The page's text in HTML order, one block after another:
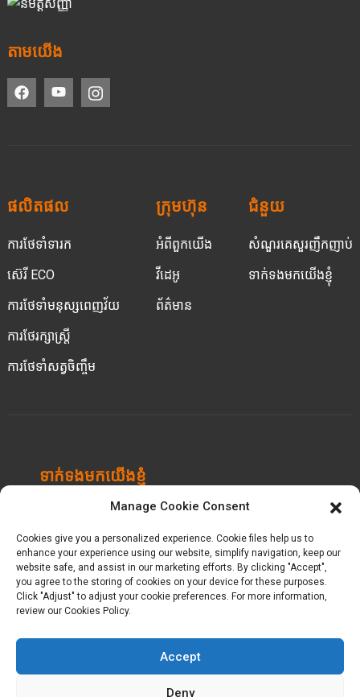
តាមយើង
ផលិតផល
ការថែទាំទារក
ស៊េរី ECO
ការថែទាំមនុស្សពេញវ័យ
ការថែរក្សាស្ត្រី
ការថែទាំសត្វចិញ្ចឹម
ក្រុមហ៊ុន
អំពីពួកយើង
វីដេអូ
ព័ត៌មាន
ជំនួយ
សំណួរគេសួរញឹកញាប់
ទាក់ទងមកយើងខ្ញុំ
ទាក់ទងមកយើងខ្ញុំ
សួនឧស្សាហកម្ម Chengbei, Luocheng Town, Hui'an
County, Quanzhou, Fujian, ប្រទេសចិន។
+86-18698368716
kelly@baron-china.cc
Manage Cookie Consent
Cookies give you a personalized experience. Cookie files help us to
enhance your experience using our website, simplify navigation, keep our
website safe, and assist in our marketing efforts. By clicking "Accept",
you agree to the storing of cookies on your device for these purposes.
Click "Adjust" to adjust your cookie preferences. For more information,
review our Cookies Policy.
Accept
Deny